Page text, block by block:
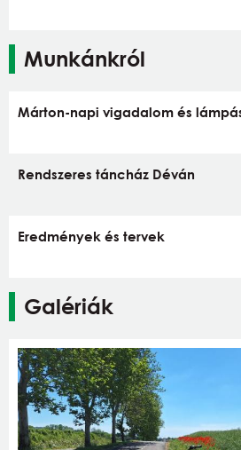
Munkánkról
Márton-napi vigadalom és
Rendszeres táncház Déván
Eredmények és tervek
Galériák